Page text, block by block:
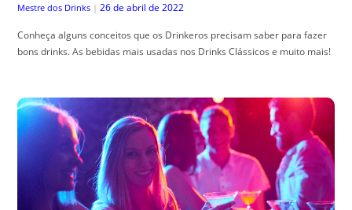
Mestre dos Drinks | 26 de abril de 2022
Conheça alguns conceitos que os Drinkeros precisam saber para fazer
bons drinks. As bebidas mais usadas nos Drinks Clássicos e muito mais!